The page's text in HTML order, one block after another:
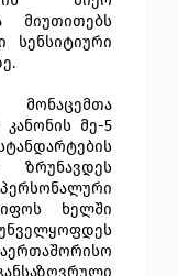
მიუთითებს
სენსიტიური
მონაცემთა
მე-5
ზრუნავდეს
ხელში